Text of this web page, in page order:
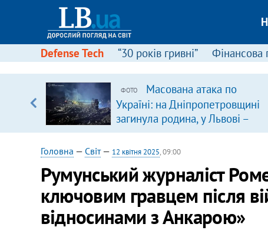
Defense Tech “30 років гривні” Фінансова
ФОТО
Масована атака по
Україні: на Дніпропетровщині
загинула родина, у Львові –
удар по багатоповерхівках
(доповнюється)
Головна — Світ— 12 квітня 2025, 09:00
Румунський журналіст
ключовим гравцем після
відносинами з Анкарою»